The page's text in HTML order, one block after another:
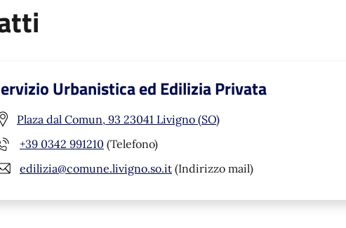
Urbanistica ed Edilizia Privata
Plaza dal Comun, 93 23041 Livigno (SO)
+39 0342 991210 (Telefono)
edilizia@comune.livigno.so.it (Indirizzo mail)